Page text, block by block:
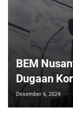
BEM
Dugaan
Siduwonge
Desember 6, 2024